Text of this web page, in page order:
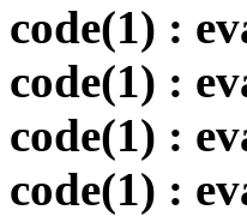
code(1) :
code(1) :
code(1) :
code(1) :